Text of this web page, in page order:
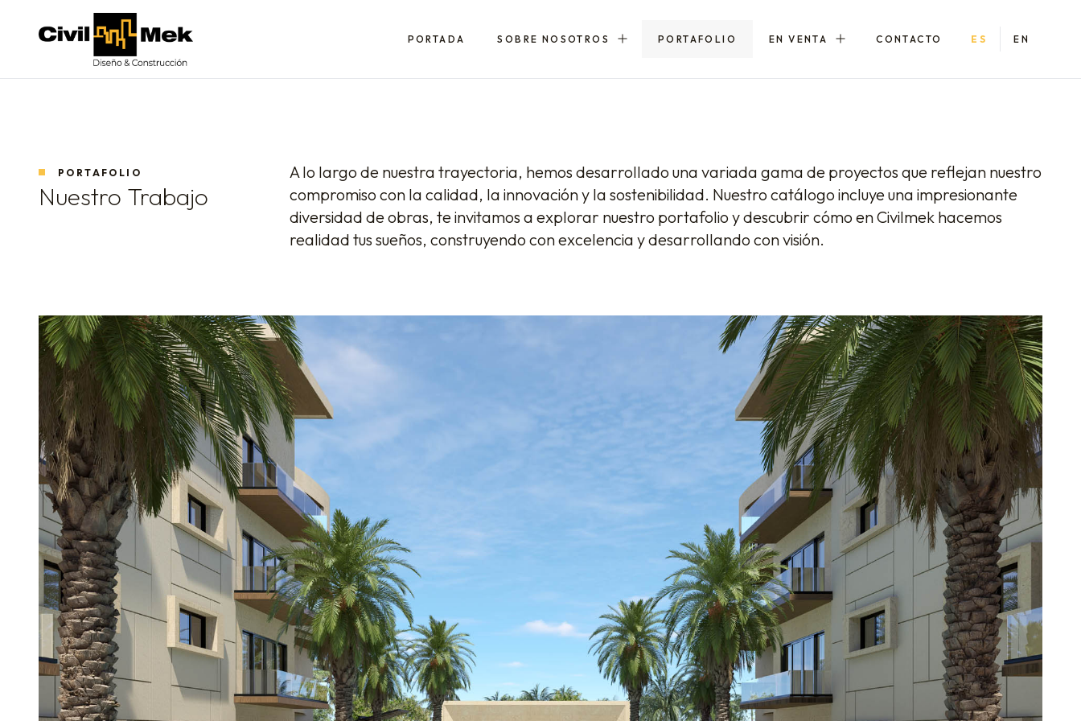
Civil-Mek
PORTADA SOBRE NOSOTROS PORTAFOLIO EN VENTA CONTACTO ES EN
PORTAFOLIO
Nuestro Trabajo
A lo largo de nuestra trayectoria, hemos desarrollado una variada gama de proyectos que reflejan nuestro
compromiso con la calidad, la innovación y la sostenibilidad. Nuestro catálogo incluye una impresionante
diversidad de obras, te invitamos a explorar nuestro portafolio y descubrir cómo en Civilmek hacemos
realidad tus sueños, construyendo con excelencia y desarrollando con visión.